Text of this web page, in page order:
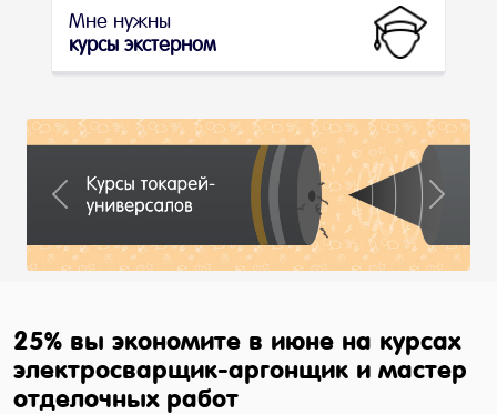
Мне нужны
курсы экстерном
Previous Next
25% вы экономите в июне на курсах
электросварщик-аргонщик и мастер
отделочных работ